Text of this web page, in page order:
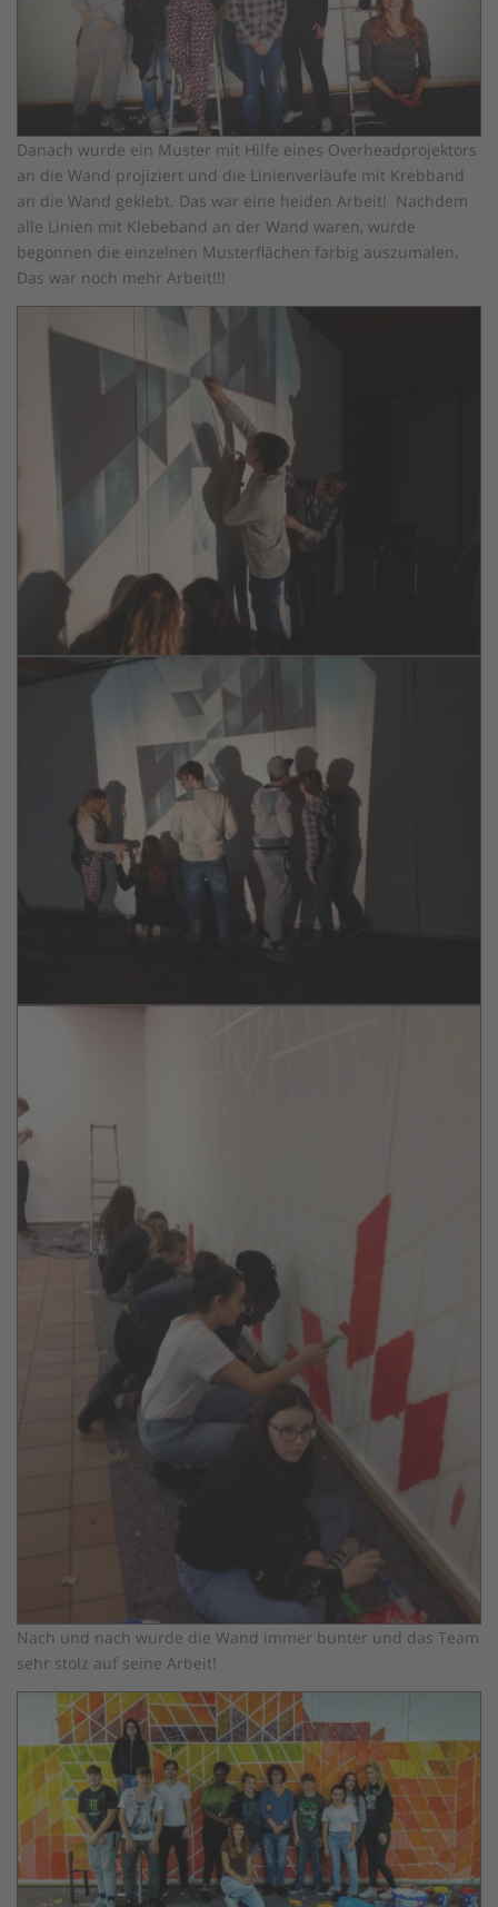
Danach wurde ein Muster mit Hilfe eines Overheadprojektors
an die Wand projiziert und die Linienverläufe mit Krebband
an die Wand geklebt. Das war eine heiden Arbeit! Nachdem
alle Linien mit Klebeband an der Wand waren, wurde
begonnen die einzelnen Musterflächen farbig auszumalen.
Das war noch mehr Arbeit!!!
Nach und nach wurde die Wand immer bunter und das Team
sehr stolz auf seine Arbeit!